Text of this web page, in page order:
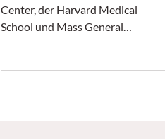
Center, der Harvard Medical
School und Mass General